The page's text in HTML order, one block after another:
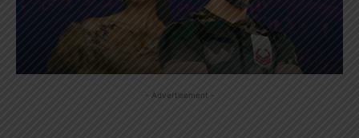
- Advertisement -